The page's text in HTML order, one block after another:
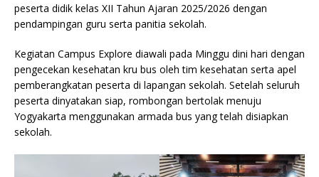
peserta didik kelas XII Tahun Ajaran 2025/2026 dengan
pendampingan guru serta panitia sekolah.
Kegiatan Campus Explore diawali pada Minggu dini hari dengan
pengecekan kesehatan kru bus oleh tim kesehatan serta apel
pemberangkatan peserta di lapangan sekolah. Setelah seluruh
peserta dinyatakan siap, rombongan bertolak menuju
Yogyakarta menggunakan armada bus yang telah disiapkan
sekolah.